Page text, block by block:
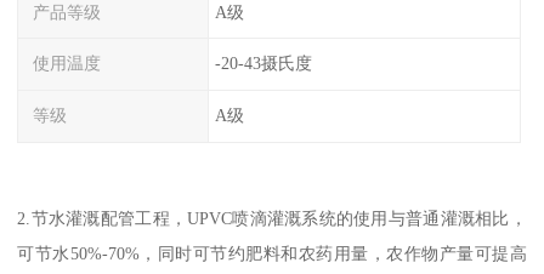
产品等级 A级
使用温度 -20-43摄氏度
等级 A级
2.节水灌溉配管工程，UPVC喷滴灌溉系统的使用与普通灌溉相比，
可节水50%-70%，同时可节约肥料和农药用量，农作物产量可提高